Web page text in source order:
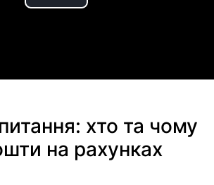
Play
хто та чому
на рахунках